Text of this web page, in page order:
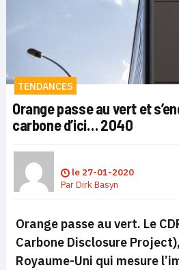
TENDANCES
Orange passe au vert et
carbone d’ici… 2040
le 27-01-2020
ParDirk Basyn
Orange passe au vert. Le
Carbone Disclosure
Royaume-Uni qui mesure